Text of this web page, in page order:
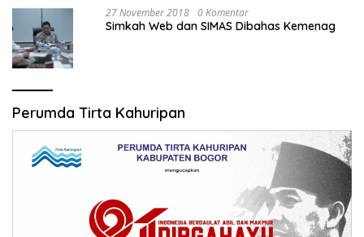
27 November 2018 0 Komentar
Simkah Web dan SIMAS Dibahas Kemenag
Perumda Tirta Kahuripan